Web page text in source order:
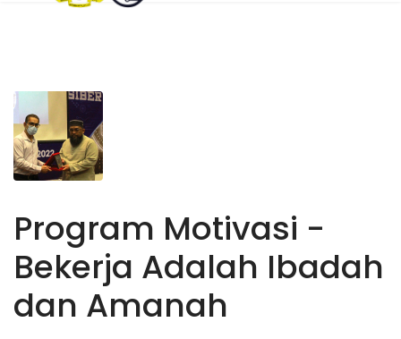
Program Motivasi -
Bekerja Adalah Ibadah
dan Amanah